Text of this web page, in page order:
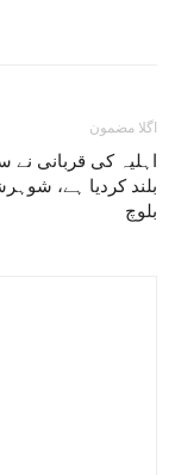
اگلا مضمون
اہلیہ کی قربانی
بلند کردیا ہے،
بلوچ